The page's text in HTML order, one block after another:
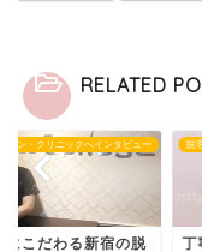
RELATED
ロン・クリニックへインタビュー
な施術と接客で人気
脱
患